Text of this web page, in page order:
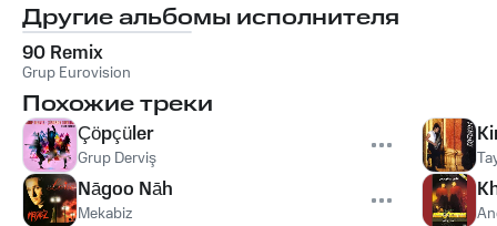
Другие альбомы исполнителя
90 Remix
Grup Eurovision
Похожие треки
Çöpçüler
Grup Derviş
Nāgoo Nāh
Mekabiz